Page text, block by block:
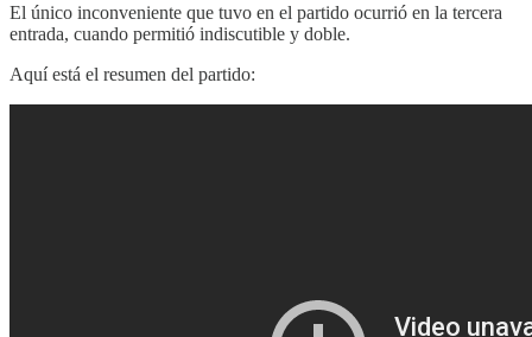
El único inconveniente que tuvo en el partido ocurrió en la tercera
entrada, cuando permitió indiscutible y doble.
Aquí está el resumen del partido: